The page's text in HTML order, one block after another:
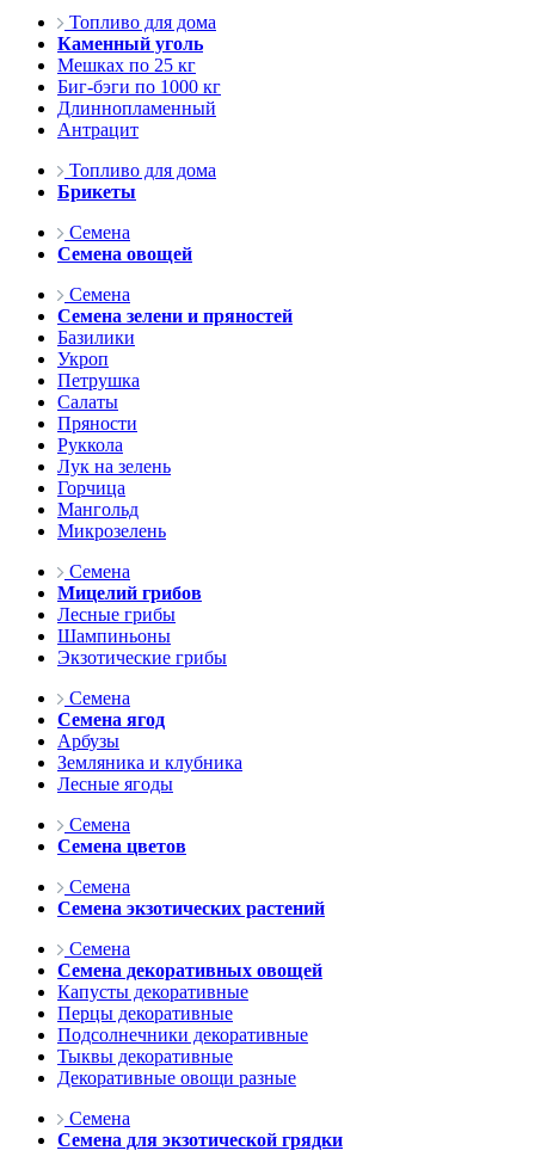
Топливо для дома
Каменный уголь
Мешках по 25 кг
Биг-бэги по 1000 кг
Длиннопламенный
Антрацит
Топливо для дома
Брикеты
Семена
Семена овощей
Семена
Семена зелени и пряностей
Базилики
Укроп
Петрушка
Салаты
Пряности
Руккола
Лук на зелень
Горчица
Мангольд
Микрозелень
Семена
Мицелий грибов
Лесные грибы
Шампиньоны
Экзотические грибы
Семена
Семена ягод
Арбузы
Земляника и клубника
Лесные ягоды
Семена
Семена цветов
Семена
Семена экзотических растений
Семена
Семена декоративных овощей
Капусты декоративные
Перцы декоративные
Подсолнечники декоративные
Тыквы декоративные
Декоративные овощи разные
Семена
Семена для экзотической грядки